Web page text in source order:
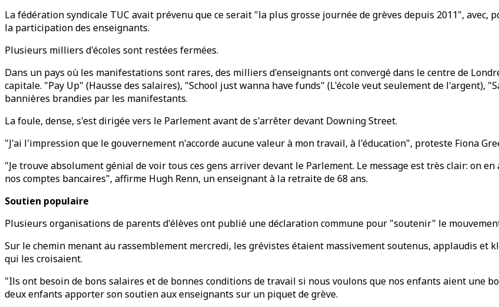
La fédération syndicale TUC avait prévenu que ce serait "la plus grosse journée de grèves depuis 2011",
la participation des enseignants.
Plusieurs milliers d'écoles sont restées fermées.
Dans un pays où les manifestations sont rares, des milliers d'enseignants ont convergé dans le centre de
capitale. "Pay Up" (Hausse des salaires), "School just wanna have funds" (L'école veut seulement de l'argent),
bannières brandies par les manifestants.
La foule, dense, s'est dirigée vers le Parlement avant de s'arrêter devant Downing Street.
"J'ai l'impression que le gouvernement n'accorde aucune valeur à mon travail, à l'éducation", proteste Fiona
"Je trouve absolument génial de voir tous ces gens arriver devant le Parlement. Le message est très clair: on
nos comptes bancaires", affirme Hugh Renn, un enseignant à la retraite de 68 ans.
Soutien populaire
Plusieurs organisations de parents d'élèves ont publié une déclaration commune pour "soutenir" le
Sur le chemin menant au rassemblement mercredi, les grévistes étaient massivement soutenus, applaudis et
qui les croisaient.
"Ils ont besoin de bons salaires et de bonnes conditions de travail si nous voulons que nos enfants aient une
deux enfants apporter son soutien aux enseignants sur un piquet de grève.